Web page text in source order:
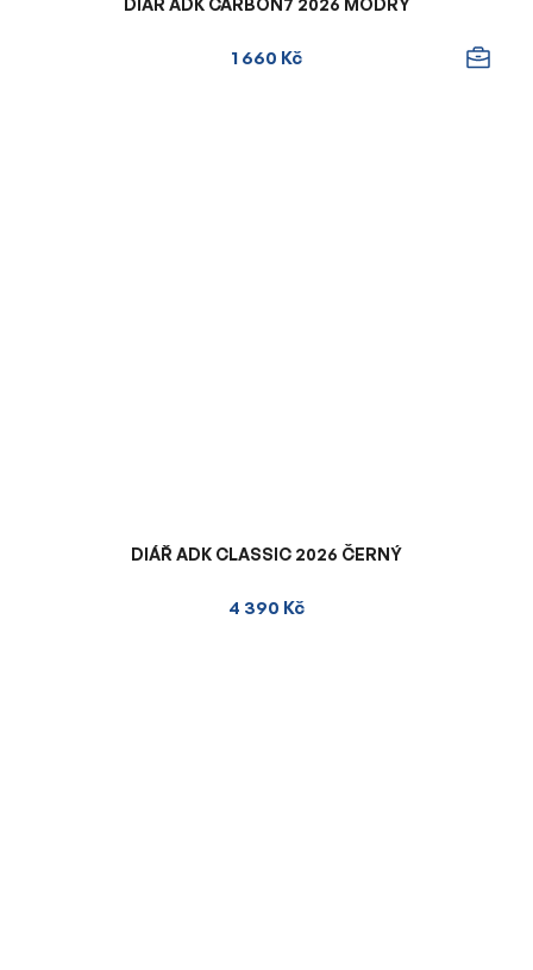
1 660 Kč
DIÁŘ ADK CLASSIC 2026 ČERNÝ
4 390 Kč